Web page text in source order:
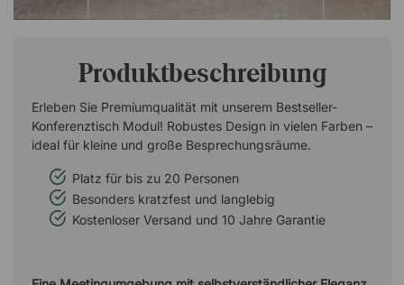
Produktbeschreibung
Erleben Sie Premiumqualität mit unserem Bestseller-
Konferenztisch Modul! Robustes Design in vielen Farben –
ideal für kleine und große Besprechungsräume.
Platz für bis zu 20 Personen
Besonders kratzfest und langlebig
Kostenloser Versand und 10 Jahre Garantie